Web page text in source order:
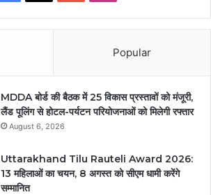
Popular
MDDA बोर्ड की बैठक में 25 विकास प्रस्तावों को मंजूरी,
लैंड पूलिंग से होटल-पर्यटन परियोजनाओं को मिलेगी रफ्तार
August 6, 2026
Uttarakhand Tilu Rauteli Award 2026:
13 महिलाओं का चयन, 8 अगस्त को सीएम धामी करेंगे
सम्मानित